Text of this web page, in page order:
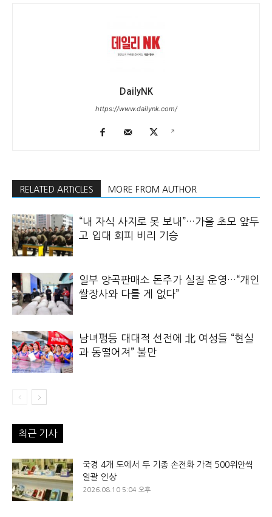
DailyNK
https://www.dailynk.com/
RELATED ARTICLES MORE FROM AUTHOR
“내 자식 사지로 못 보내”…가을 초모 앞두
고 입대 회피 비리 기승
일부 양곡판매소 돈주가 실질 운영…“개인
쌀장사와 다를 게 없다”
남녀평등 대대적 선전에 北 여성들 “현실
과 동떨어져” 불만
최근 기사
국경 4개 도에서 두 기종 손전화 가격 500위안씩
일괄 인상
2026.08.10 5:04 오후